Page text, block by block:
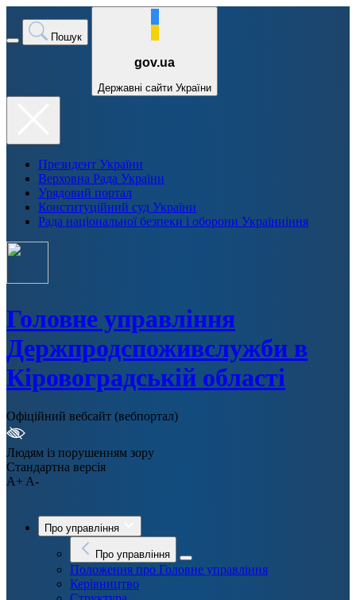
Пошук
gov.ua
Державні сайти України
Президент України
Верховна Рада України
Урядовий портал
Конституційний суд України
Рада національної безпеки і оборони Україниіння
Головне управління
Держпродспоживслужби в
Кіровоградській області
Офіційний вебсайт (вебпортал)
Людям із порушенням зору
Стандартна версія
A+ A-
Про управління
Про управління
Положення про Головне управління
Керівництво